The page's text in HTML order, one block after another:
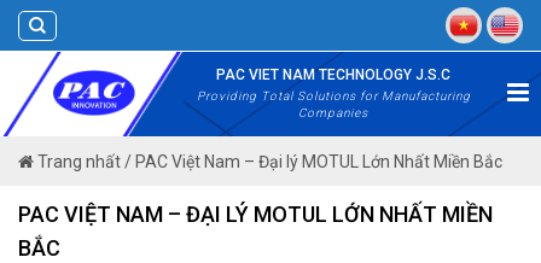
Skip
to
content
PAC VIET NAM TECHNOLOGY J.S.C
Providing Total Solutions for Manufacturing
Companies
Trang nhất/ PAC Việt Nam – Đại lý MOTUL Lớn Nhất Miền Bắc
PAC VIỆT NAM – ĐẠI LÝ MOTUL LỚN NHẤT MIỀN
BẮC